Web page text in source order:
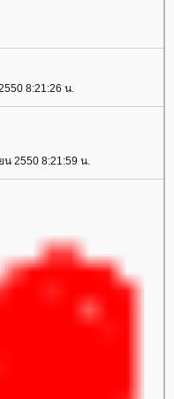
8:21:26 น.
น 2550 8:21:59 น.